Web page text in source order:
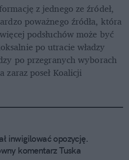
z jednego ze źródeł,
poważnego źródła, która
podsłuchów może być
po utracie władzy
po przegranych wyborach
zaraz poseł Koalicji
inwigilować opozycję.
komentarz Tuska